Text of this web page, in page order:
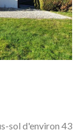
sol d'environ 43